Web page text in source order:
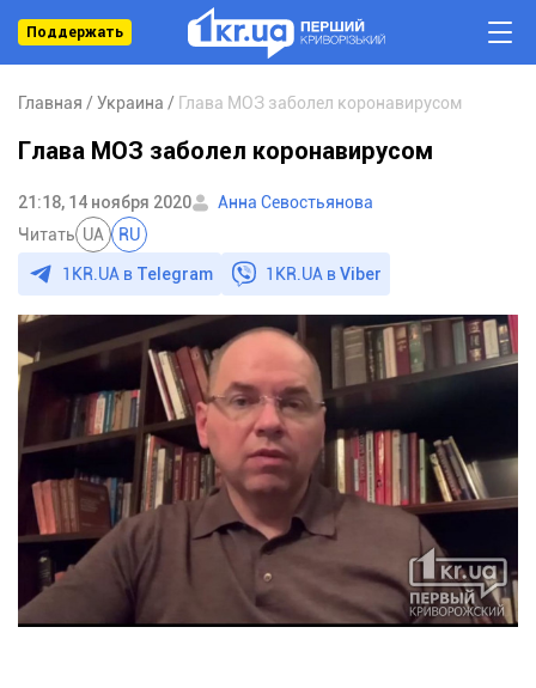
Поддержать
Главная Украина Глава МОЗ заболел коронавирусом
Глава МОЗ заболел коронавирусом
21:18, 14 ноября 2020
Анна Севостьянова
Читать UA RU
1KR.UA в Telegram 1KR.UA вViber